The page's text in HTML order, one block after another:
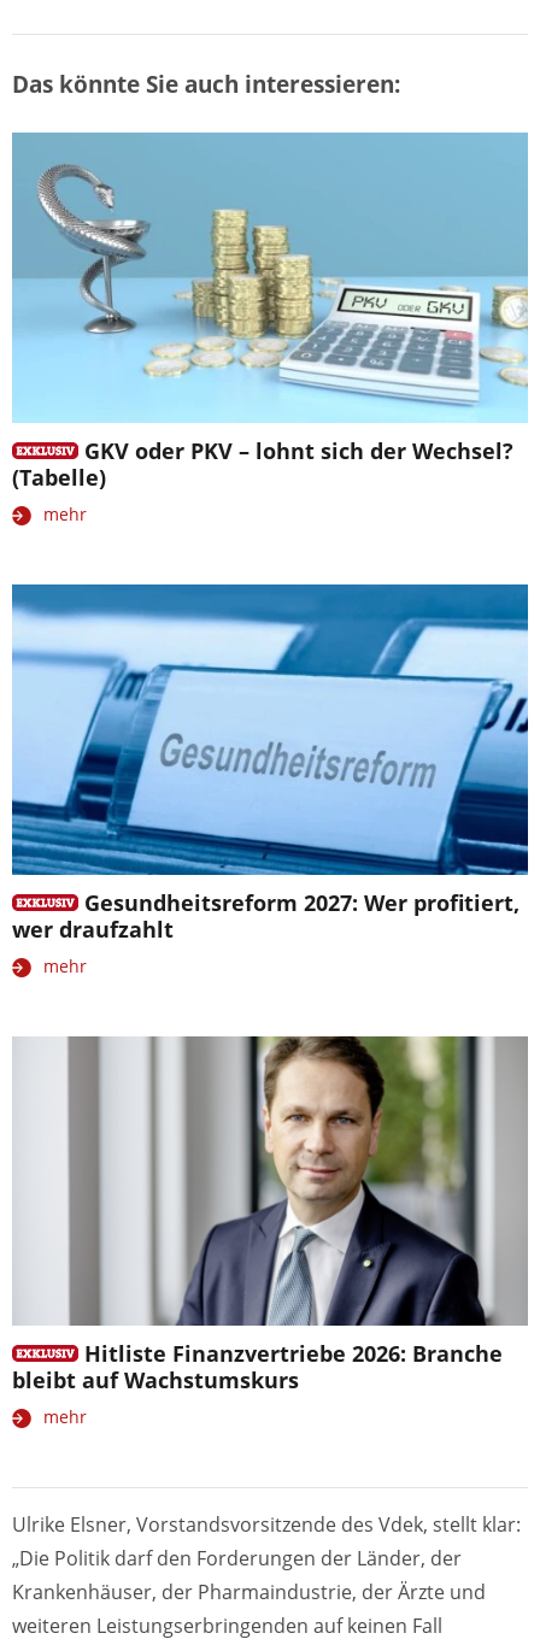
Das könnte Sie auch interessieren:
GKV oder PKV – lohnt sich der Wechsel?
(Tabelle)
mehr
Gesundheitsreform 2027: Wer profitiert,
wer draufzahlt
mehr
Hitliste Finanzvertriebe 2026: Branche
bleibt auf Wachstumskurs
mehr
Ulrike Elsner, Vorstandsvorsitzende des Vdek, stellt klar:
„Die Politik darf den Forderungen der Länder, der
Krankenhäuser, der Pharmaindustrie, der Ärzte und
weiteren Leistungserbringenden auf keinen Fall